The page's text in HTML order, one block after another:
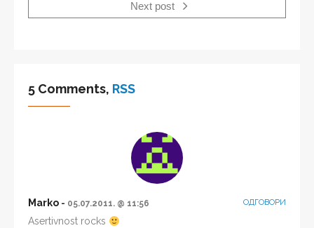
Next post
5 Comments, RSS
Marko 05.07.2011. @ 11:56 ОДГОВОРИ
Asertivnost rocks